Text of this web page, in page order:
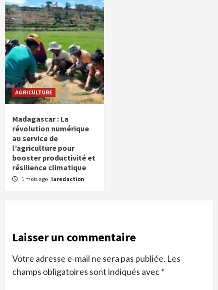
AGRICULTURE
Madagascar : La
révolution numérique
au service de
l’agriculture pour
booster productivité et
résilience climatique
1 mois ago laredaction
Laisser un commentaire
Votre adresse e-mail ne sera pas publiée. Les
champs obligatoires sont indiqués avec*